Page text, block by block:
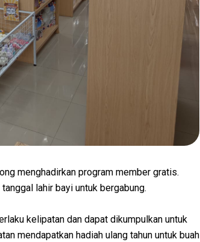
menghadirkan program member gratis.
lahir bayi untuk bergabung.
kelipatan dan dapat dikumpulkan untuk
mendapatkan hadiah ulang tahun untuk buah